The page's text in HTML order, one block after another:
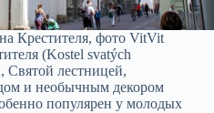
Крестителя, фото VitVit
(Kostel svatých
Святой лестницей,
и необычным декором
популярен у молодых